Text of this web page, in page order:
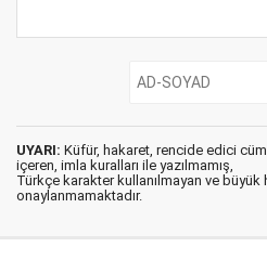
UYARI: Küfür, hakaret, rencide edici
içeren, imla kuralları ile yazılmamış,
Türkçe karakter kullanılmayan ve büyük
onaylanmamaktadır.